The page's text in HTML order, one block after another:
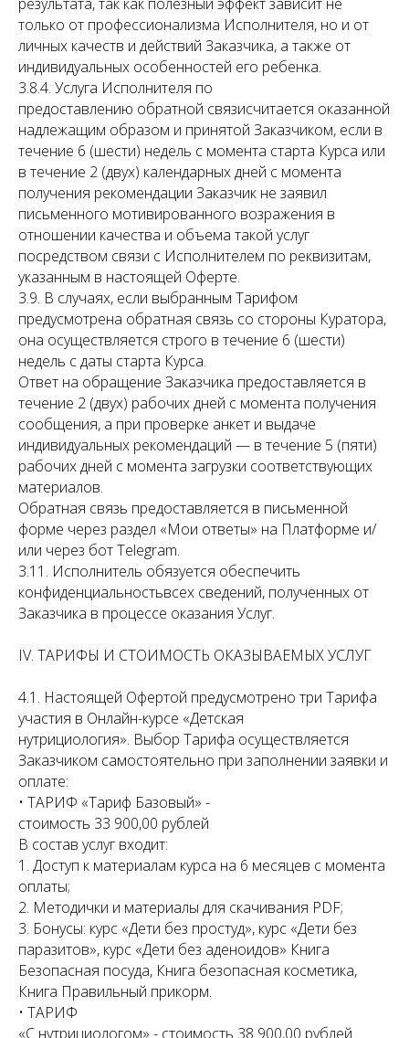
только от профессионализма Исполнителя, но и от
личных качеств и действий Заказчика, а также от
индивидуальных особенностей его ребенка.
3.8.4. Услуга Исполнителя по
предоставлению обратной связисчитается оказанной
надлежащим образом и принятой Заказчиком, если в
течение 6 (шести) недель с момента старта Курса или
в течение 2 (двух) календарных дней с момента
получения рекомендации Заказчик не заявил
письменного мотивированного возражения в
отношении качества и объема такой услуг
посредством связи с Исполнителем по реквизитам,
указанным в настоящей Оферте.
3.9. В случаях, если выбранным Тарифом
предусмотрена обратная связь со стороны Куратора,
она осуществляется строго в течение 6 (шести)
недель с даты старта Курса.
Ответ на обращение Заказчика предоставляется в
течение 2 (двух) рабочих дней с момента получения
сообщения, а при проверке анкет и выдаче
индивидуальных рекомендаций — в течение 5 (пяти)
рабочих дней с момента загрузки соответствующих
материалов.
Обратная связь предоставляется в письменной
форме через раздел «Мои ответы» на Платформе и/
или через бот Telegram.
3.11. Исполнитель обязуется обеспечить
конфиденциальностьвсех сведений, полученных от
Заказчика в процессе оказания Услуг.
IV. ТАРИФЫ И СТОИМОСТЬ ОКАЗЫВАЕМЫХ УСЛУГ
4.1. Настоящей Офертой предусмотрено три Тарифа
участия в Онлайн-курсе «Детская
нутрициология». Выбор Тарифа осуществляется
Заказчиком самостоятельно при заполнении заявки и
оплате:
• ТАРИФ «Тариф Базовый» -
стоимость 33 900,00 рублей
В состав услуг входит:
1. Доступ к материалам курса на 6 месяцев с момента
оплаты;
2. Методички и материалы для скачивания PDF;
3. Бонусы: курс «Дети без простуд», курс «Дети без
паразитов», курс «Дети без аденоидов» Книга
Безопасная посуда, Книга безопасная косметика,
Книга Правильный прикорм.
• ТАРИФ
«C нутрициологом» - стоимость 38 900,00 рублей